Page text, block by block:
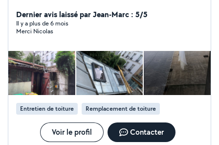
couverture, mais aussi maçonnerie, eaux usées, pose de
filet de sécurité, anti pigeon. Je me déplace pour
étudier votre problématique avant devis et proposer
chambre des métiers de Lyon, assurance décénale ok.
Dernier avis laissé par Jean-Marc : 5/5
Il y a plus de 6 mois
Merci Nicolas
Entretien de toiture Remplacement de toiture
Voir le profil Contacter